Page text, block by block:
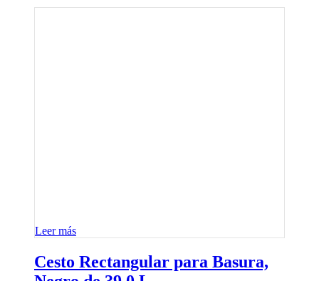
Leer más
Cesto Rectangular para Basura,